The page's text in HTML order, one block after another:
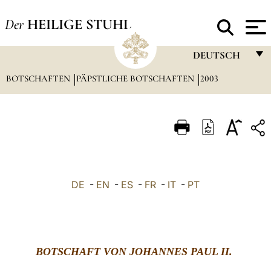
Der HEILIGE STUHL
DEUTSCH
FRANÇAIS
ITALIANO
BOTSCHAFTEN PÄPSTLICHE BOTSCHAFTEN 2003
DE - EN - ES - FR - IT - PT
BOTSCHAFT VON JOHANNES PAUL II.